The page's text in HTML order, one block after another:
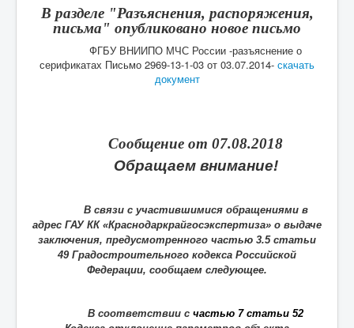
В разделе "Разъяснения, распоряжения,
письма" опубликовано новое письмо
ФГБУ ВНИИПО МЧС России -разъяснение о
серификатах Письмо 2969-13-1-03 от 03.07.2014- скачать
документ
Сообщение от 07.08.2018
Обращаем внимание!
В связи с участившимися обращениями в
адрес ГАУ КК «Краснодаркрайгосэкспертиза» о выдаче
заключения, предусмотренного частью 3.5 статьи
49 Градостроительного кодекса Российской
Федерации, сообщаем следующее.
В соответствии счастью 7 статьи 52